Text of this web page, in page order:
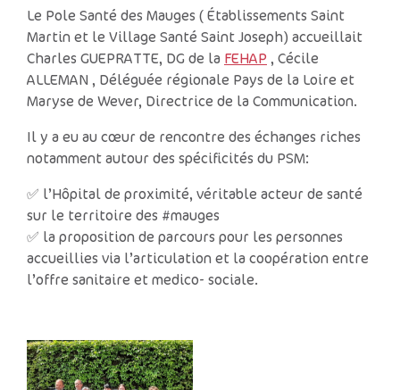
Le Pole Santé des Mauges ( Établissements Saint
Martin et le Village Santé Saint Joseph) accueillait
Charles GUEPRATTE, DG de la FEHAP , Cécile
ALLEMAN , Déléguée régionale Pays de la Loire et
Maryse de Wever, Directrice de la Communication.
Il y a eu au cœur de rencontre des échanges riches
notamment autour des spécificités du PSM:
✅ l’Hôpital de proximité, véritable acteur de santé
sur le territoire des #mauges
✅ la proposition de parcours pour les personnes
accueillies via l’articulation et la coopération entre
l’offre sanitaire et medico- sociale.